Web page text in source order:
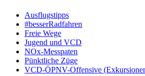
Ausflugstipps
#besserRadfahren
Freie Wege
Jugend und VCD
NOx-Messpaten
Pünktliche Züge
VCD-ÖPNV-Offensive